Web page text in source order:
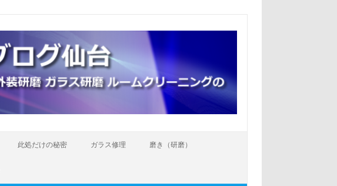
此処だけの秘密 ガラス修理 磨き（研磨）